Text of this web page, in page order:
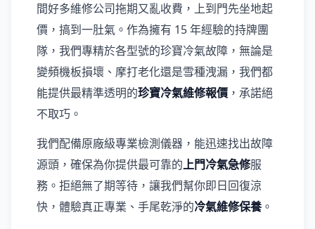
間好多維修公司拖期又亂收費，上到門先坐地起
價，搞到一肚氣。作為擁有 15 年經驗的持牌團
隊，我們專精於各型號的珍寶冷氣故障，無論是
變頻機板損壞、摩打老化還是雪種洩漏，我們都
能提供最精準透明的珍寶冷氣維修報價 ，承諾絕
不取巧。
我們配備原廠級專業檢測儀器，能迅速找出故障
源頭，確保為你提供最可靠的上門冷氣急修服
務。拒絕無了期等待，讓我們幫你即日回復涼
快，體驗真正專業、手尾乾淨的冷氣維修保養 。